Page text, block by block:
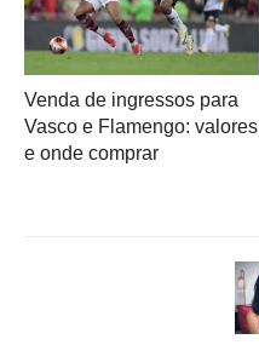
Venda de ingressos para
Vasco e Flamengo: valores
e onde comprar